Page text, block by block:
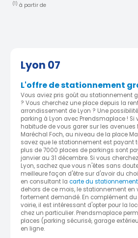
(1) à partir de
Lyon 07
L'offre de stationnement
Vous aviez pris goût au stationnement
? Vous cherchez une place depuis la
arrondissement de Lyon ? Une
parking à Lyon avec Prendsmaplace ! Si
habitude de vous garer sur les avenues
Maréchal Foch, au niveau de la place
savez que le stationnement est payant
plus de 7000 places de parkings sont
janvier au 31 décembre. Si vous
Lyon, sachez que vous n'êtes sans
meilleure façon d'être sur d'avoir du
en consultant la carte du
dehors de ce mois, le stationnement en
fortement demandé. En complément
voirie, il est intéressant d'opter pour la
chez un particulier. Prendsmaplace
places (parking sécurisé, garage
en ligne.